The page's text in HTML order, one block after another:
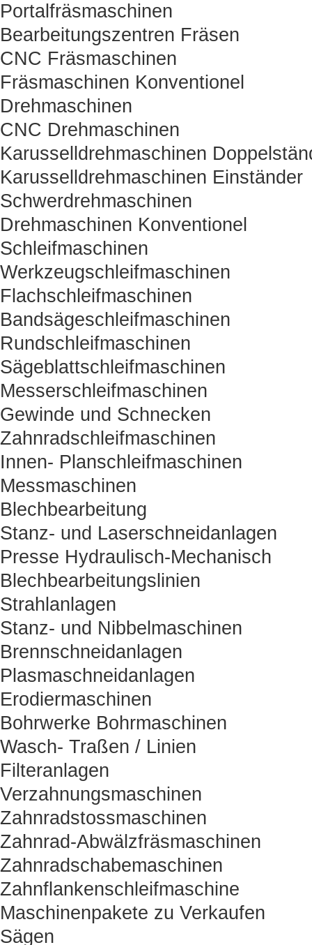
Portalfräsmaschinen
Bearbeitungszentren Fräsen
CNC Fräsmaschinen
Fräsmaschinen Konventionel
Drehmaschinen
CNC Drehmaschinen
Karusselldrehmaschinen
Karusselldrehmaschinen Einständer
Schwerdrehmaschinen
Drehmaschinen Konventionel
Schleifmaschinen
Werkzeugschleifmaschinen
Flachschleifmaschinen
Bandsägeschleifmaschinen
Rundschleifmaschinen
Sägeblattschleifmaschinen
Messerschleifmaschinen
Gewinde und Schnecken
Zahnradschleifmaschinen
Innen- Planschleifmaschinen
Messmaschinen
Blechbearbeitung
Stanz- und Laserschneidanlagen
Presse Hydraulisch-Mechanisch
Blechbearbeitungslinien
Strahlanlagen
Stanz- und Nibbelmaschinen
Brennschneidanlagen
Plasmaschneidanlagen
Erodiermaschinen
Bohrwerke Bohrmaschinen
Wasch- Traßen / Linien
Filteranlagen
Verzahnungsmaschinen
Zahnradstossmaschinen
Zahnrad-Abwälzfräsmaschinen
Zahnradschabemaschinen
Zahnflankenschleifmaschine
Maschinenpakete zu Verkaufen
Sägen